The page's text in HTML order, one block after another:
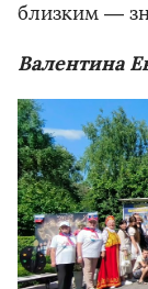
близким —
Валентина